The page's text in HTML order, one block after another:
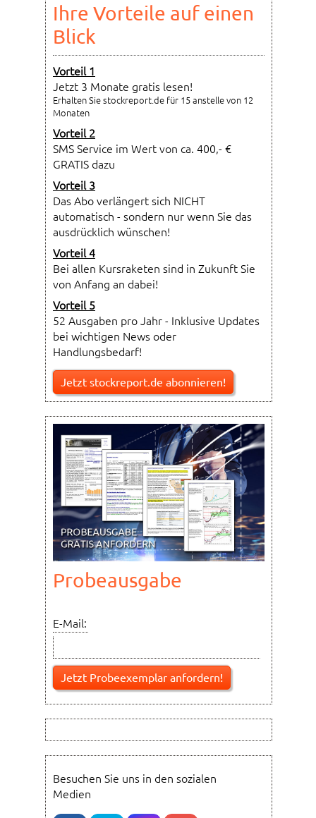
Ihre Vorteile auf einen
Blick
Vorteil 1
Jetzt 3 Monate gratis lesen!
Erhalten Sie stockreport.de für 15 anstelle von 12
Monaten
Vorteil 2
SMS Service im Wert von ca. 400,- €
GRATIS dazu
Vorteil 3
Das Abo verlängert sich NICHT
automatisch - sondern nur wenn Sie das
ausdrücklich wünschen!
Vorteil 4
Bei allen Kursraketen sind in Zukunft Sie
von Anfang an dabei!
Vorteil 5
52 Ausgaben pro Jahr - Inklusive Updates
bei wichtigen News oder
Handlungsbedarf!
Jetzt stockreport.de abonnieren!
Probeausgabe
E-Mail:
Besuchen Sie uns in den sozialen
Medien